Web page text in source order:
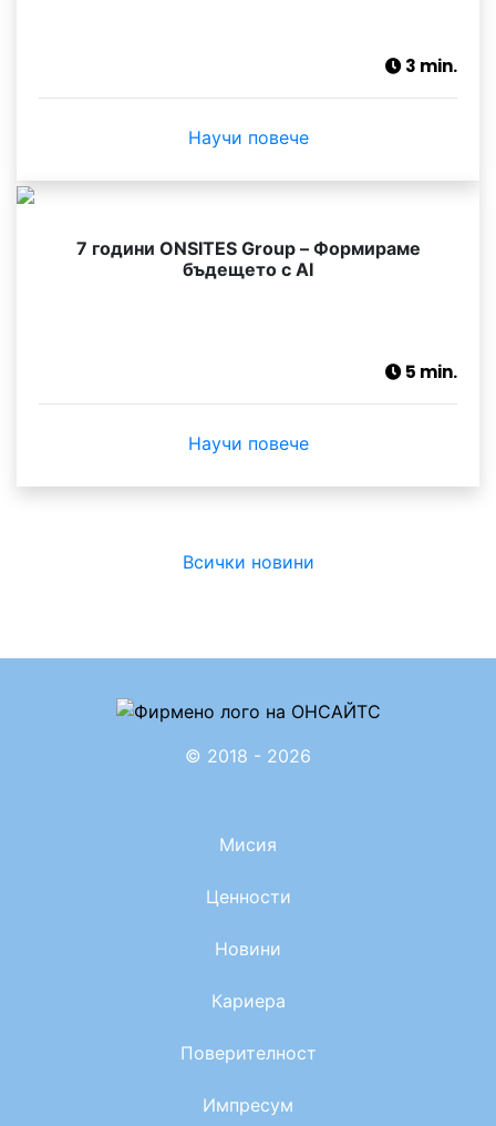
3 min.
Научи повече
7 години ONSITES Group – Формираме
бъдещето с AI
5 min.
Научи повече
Всички новини
© 2018 - 2026
Мисия
Ценности
Новини
Кариера
Поверителност
Импресум